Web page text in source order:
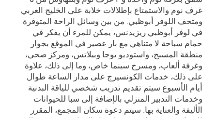
غرف نوم والاستمتاع بإطلالات خلابة على الخليج العربي
ومتحف اللوفر أبوظبي. من بين وسائل الراحة المتوفرة
في لوفر أبوظبي ريزيدنس، يمكن للمرء أن يفكر في
حمام سباحة لا متناهي مع بار عصير في الموقع بجوار
منطقة المسبح، واستوديو يوجا وبيلاتس، ومركز صحي،
وغرفة ألعاب، ومسرح سينما خاص، وما إلى ذلك، علاوة
على ذلك، خدمات الكونسيرج على مدار الساعة طوال
أيام الأسبوع سيتم تقديم تدريب شخصي للياقة البدنية
وخدمات التدبير المنزلي بالإضافة إلى سبا للحيوانات
الأليفة والعناية بها. سيتم دعوة سكان المجمع، المقرر